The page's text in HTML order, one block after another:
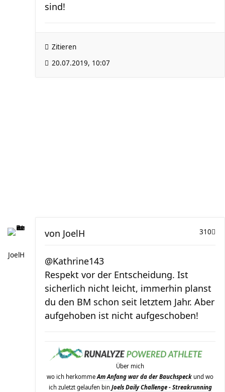
sind!
Zitieren
20.07.2019, 10:07
JoelH
310
von JoelH
@Kathrine143
Respekt vor der Entscheidung. Ist
sicherlich nicht leicht, immerhin planst
du den BM schon seit letztem Jahr. Aber
aufgehoben ist nicht aufgeschoben!
Über mich
wo ich herkomme Am Anfang war da der Bauchspeck und wo
ich zuletzt gelaufen bin Joels Daily Challenge - Streakrunning